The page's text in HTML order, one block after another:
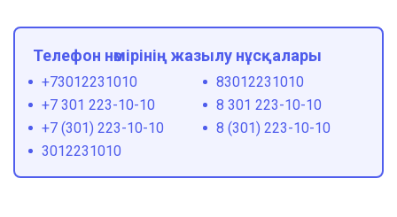
Телефон нөмірінің жазылу нұсқалары
+73012231010
83012231010
+7 301 223-10-10
8 301 223-10-10
+7 (301) 223-10-10
8 (301) 223-10-10
3012231010